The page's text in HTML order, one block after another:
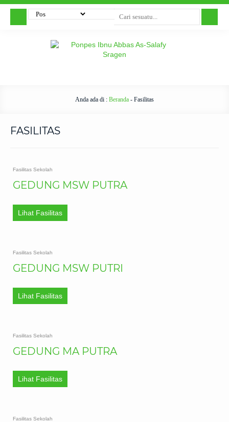
Anda ada di : Beranda - Fasilitas
FASILITAS
Fasilitas Sekolah
GEDUNG MSW PUTRA
Lihat Fasilitas
Fasilitas Sekolah
GEDUNG MSW PUTRI
Lihat Fasilitas
Fasilitas Sekolah
GEDUNG MA PUTRA
Lihat Fasilitas
Fasilitas Sekolah